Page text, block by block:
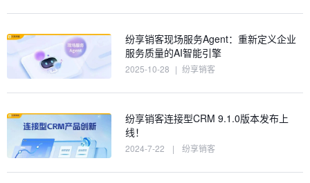
纷享销客现场服务Agent：重新定义企业
服务质量的AI智能引擎
2025-10-28 | 纷享销客
纷享销客连接型CRM 9.1.0版本发布上
线！
2024-7-22 | 纷享销客